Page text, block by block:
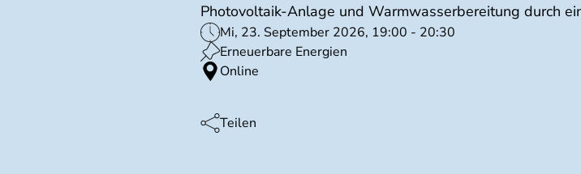
Photovoltaik-Anlage und Warmwasserbereitung durch
Mi, 23. September 2026, 19:00 - 20:30
Erneuerbare Energien
Online
Teilen